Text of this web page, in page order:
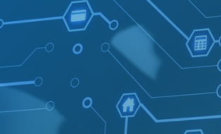
Portfolio
Infrastruktur & Betrieb
Über uns